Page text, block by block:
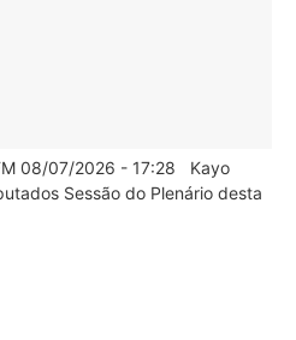
08/07/2026 - 17:28 Kayo
Sessão do Plenário desta